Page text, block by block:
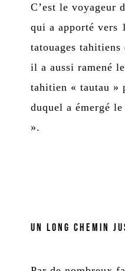
C’est le voyageur
qui a apporté vers
tatouages
il a aussi ramené
tahitien « tautau »
duquel a émergé
».
Un long chemin